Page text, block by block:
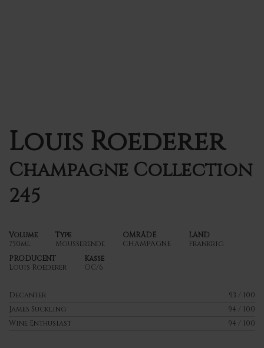
Louis Roederer
Champagne Collection
245
Volume
750ml
Type
Mousserende
OMRÅDE
CHAMPAGNE
LAND
Frankrig
PRODUCENT
Louis Roederer
Kasse
OC/6
Decanter
93 / 100
James Suckling
94 / 100
Wine Enthusiast
94 / 100